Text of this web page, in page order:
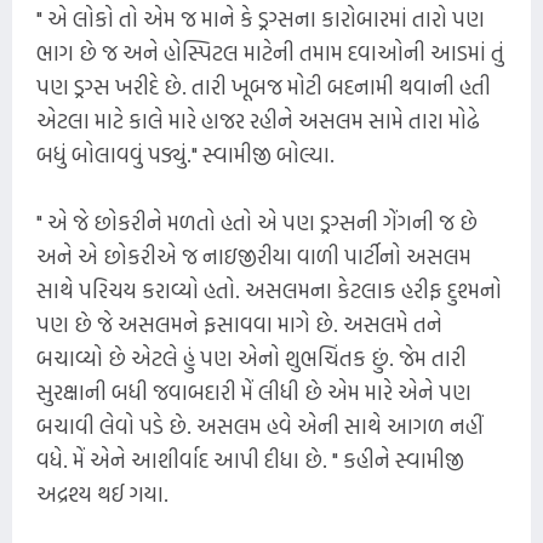
" એ લોકો તો એમ જ માને કે ડ્રગ્સના કારોબારમાં તારો પણ
ભાગ છે જ અને હોસ્પિટલ માટેની તમામ દવાઓની આડમાં તું
પણ ડ્રગ્સ ખરીદે છે. તારી ખૂબજ મોટી બદનામી થવાની હતી
એટલા માટે કાલે મારે હાજર રહીને અસલમ સામે તારા મોઢે
બધું બોલાવવું પડ્યું." સ્વામીજી બોલ્યા.
" એ જે છોકરીને મળતો હતો એ પણ ડ્રગ્સની ગેંગની જ છે
અને એ છોકરીએ જ નાઇજીરીયા વાળી પાર્ટીનો અસલમ
સાથે પરિચય કરાવ્યો હતો. અસલમના કેટલાક હરીફ દુશ્મનો
પણ છે જે અસલમને ફસાવવા માગે છે. અસલમે તને
બચાવ્યો છે એટલે હું પણ એનો શુભચિંતક છું. જેમ તારી
સુરક્ષાની બધી જવાબદારી મેં લીધી છે એમ મારે એને પણ
બચાવી લેવો પડે છે. અસલમ હવે એની સાથે આગળ નહીં
વધે. મેં એને આશીર્વાદ આપી દીધા છે. " કહીને સ્વામીજી
અદ્રશ્ય થઈ ગયા.